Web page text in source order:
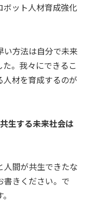
ット人材育成強化
い方法は自分で未来
。我々にできるこ
人材を育成するのが
生する未来社会は
人間が共生できたな
書きください。で